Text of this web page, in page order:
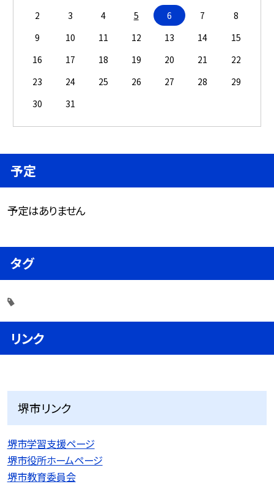
2
3 4 5 6 7
8
9
10 11 12 13 14
15
16
17 18 19 20 21
22
23
24 25 26 27 28
29
30
31
予定
予定はありません
タグ
リンク
堺市リンク
堺市学習支援ページ
堺市役所ホームページ
堺市教育委員会